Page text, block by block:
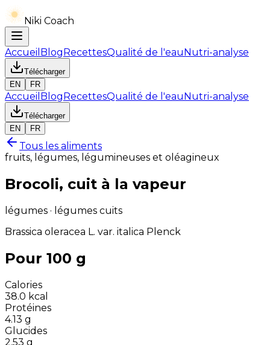
Niki Coach
Accueil BlogRecettesQualité de l'eauNutri-analyse
Télécharger
EN
FR
Accueil BlogRecettesQualité de l'eauNutri-analyse
Télécharger
EN
FR
Tous les aliments
fruits, légumes, légumineuses et oléagineux
Brocoli, cuit à la vapeur
légumes · légumes cuits
Brassica oleracea L. var. italica Plenck
Pour 100 g
Calories
38.0 kcal
Protéines
4.13 g
Glucides
2.53 g